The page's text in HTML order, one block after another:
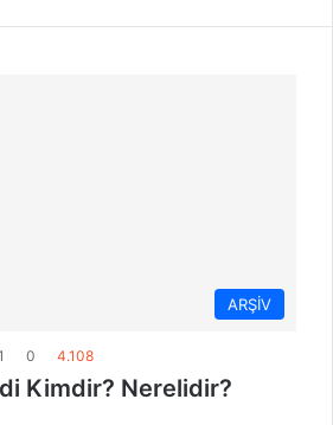
ARŞİV
0 4.108
Kimdir? Nerelidir?